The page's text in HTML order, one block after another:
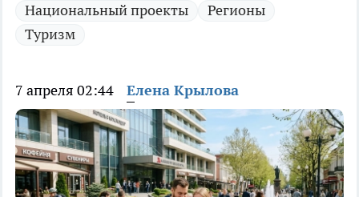
Национальный проекты
Регионы
Туризм
7 апреля 02:44 Елена Крылова